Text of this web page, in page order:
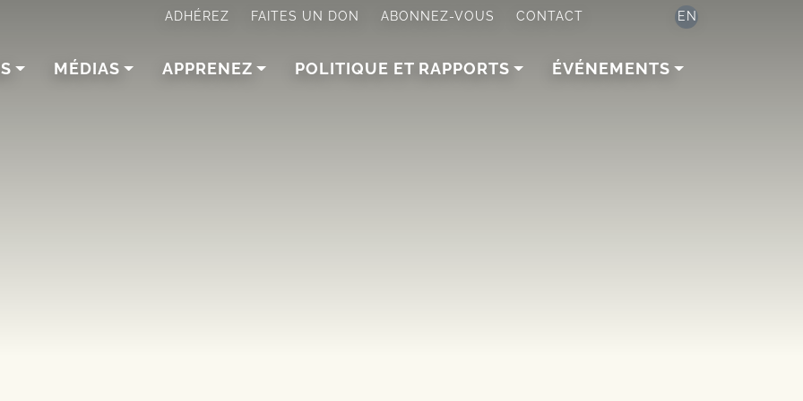
ADHÉREZ FAITES UN DON ABONNEZ-VOUS CONTACT EN
MÉDIAS APPRENEZ POLITIQUE ET RAPPORTS ÉVÉNEMENTS